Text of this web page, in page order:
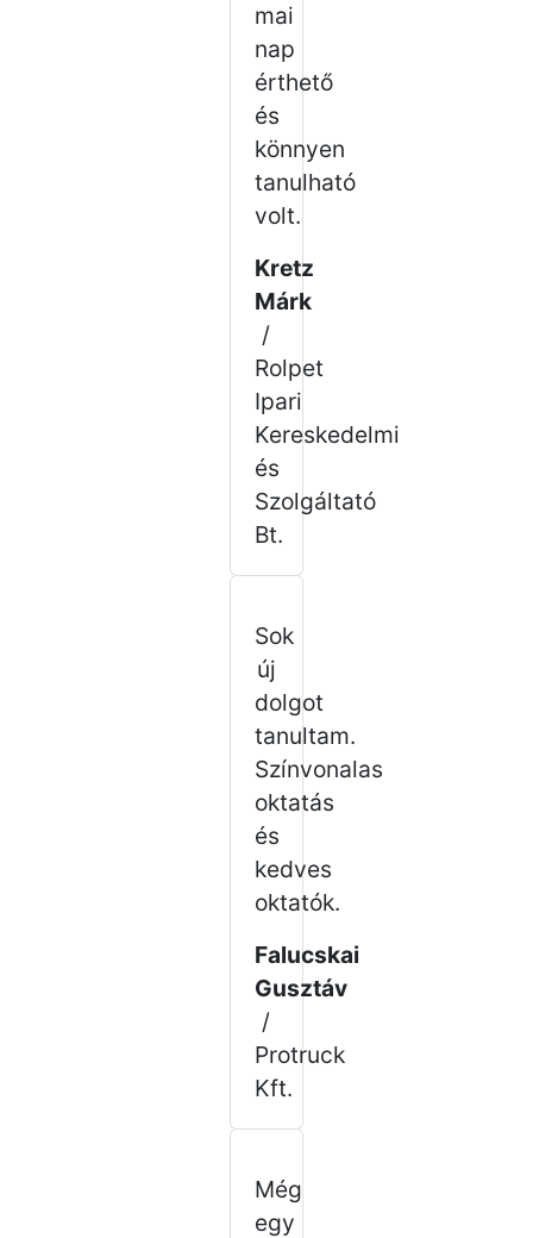
mai
nap
érthető
és
könnyen
tanulható
volt.
Kretz
Márk
/
Rolpet
Ipari
Kereskedelmi
és
Szolgáltató
Bt.
Sok
új
dolgot
tanultam.
Színvonalas
oktatás
és
kedves
oktatók.
Falucskai
Gusztáv
/
Protruck
Kft.
Még
egy